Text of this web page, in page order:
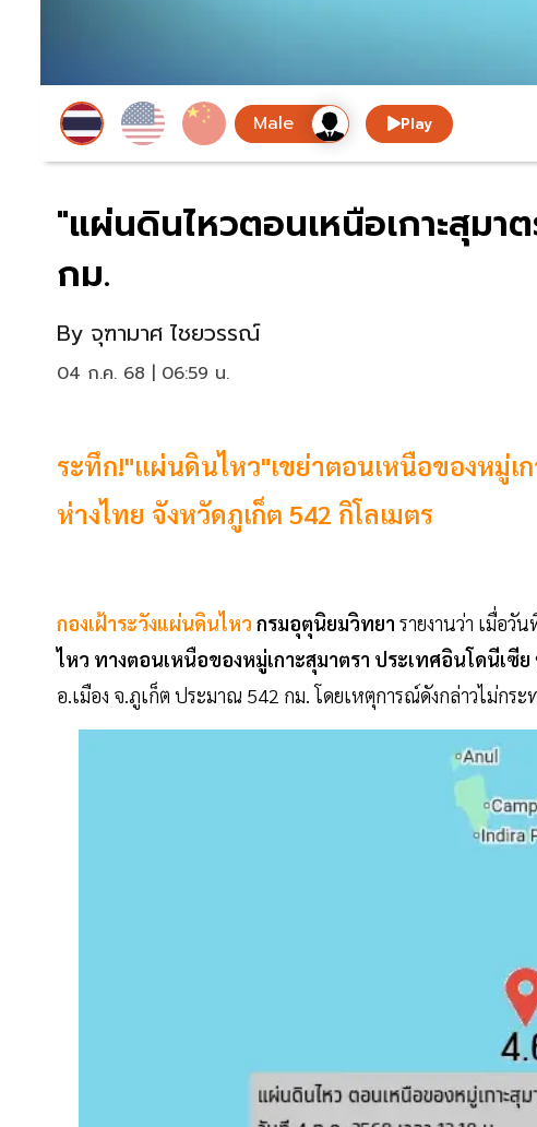
Play
"แผ่นดินไหวตอนเหนือเกาะสุมา
กม.
By จุฑามาศ ไชยวรรณ์
04 ก.ค. 68 | 06:59 น.
ระทึก!"แผ่นดินไหว"เขย่าตอนเหนือของหมู่เ
ห่างไทย จังหวัดภูเก็ต 542 กิโลเมตร
กองเฝ้าระวังแผ่นดินไหว กรมอุตุนิยมวิทยา รายงานว่า เมื่อวั
ไหว ทางตอนเหนือของหมู่เกาะสุมาตรา ประเทศอินโดนีเซีย
อ.เมือง จ.ภูเก็ต ประมาณ 542 กม. โดยเหตุการณ์ดังกล่าวไม่กร